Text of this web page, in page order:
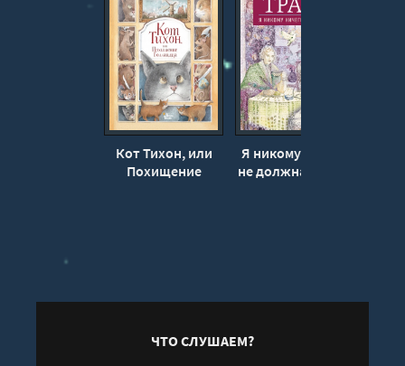
Кот Тихон, или
Похищение
Я никому ничего
не должна - Маша
ЧТО СЛУШАЕМ?